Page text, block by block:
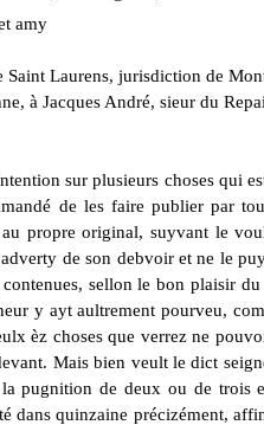
amy
Saint Laurens, jurisdiction de
à Jacques André, sieur du
sur plusieurs choses qui
de les faire publier par
propre original, suyvant le
de son debvoir et ne le
sellon le bon plaisir
y ayt aultrement pourveu,
èz choses que verrez ne
Mais bien veult le dict
de deux ou de trois
quinzaine précizément,